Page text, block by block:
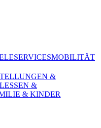
SERVICESMOBILITÄT
&
ESSEN &
& KINDER